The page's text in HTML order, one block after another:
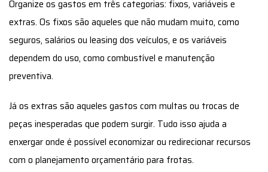
Organize os gastos em três categorias: fixos, variáveis e
extras. Os fixos são aqueles que não mudam muito, como
seguros, salários ou leasing dos veículos, e os variáveis
dependem do uso, como combustível e manutenção
preventiva.
Já os extras são aqueles gastos com multas ou trocas de
peças inesperadas que podem surgir. Tudo isso ajuda a
enxergar onde é possível economizar ou redirecionar recursos
com o planejamento orçamentário para frotas.